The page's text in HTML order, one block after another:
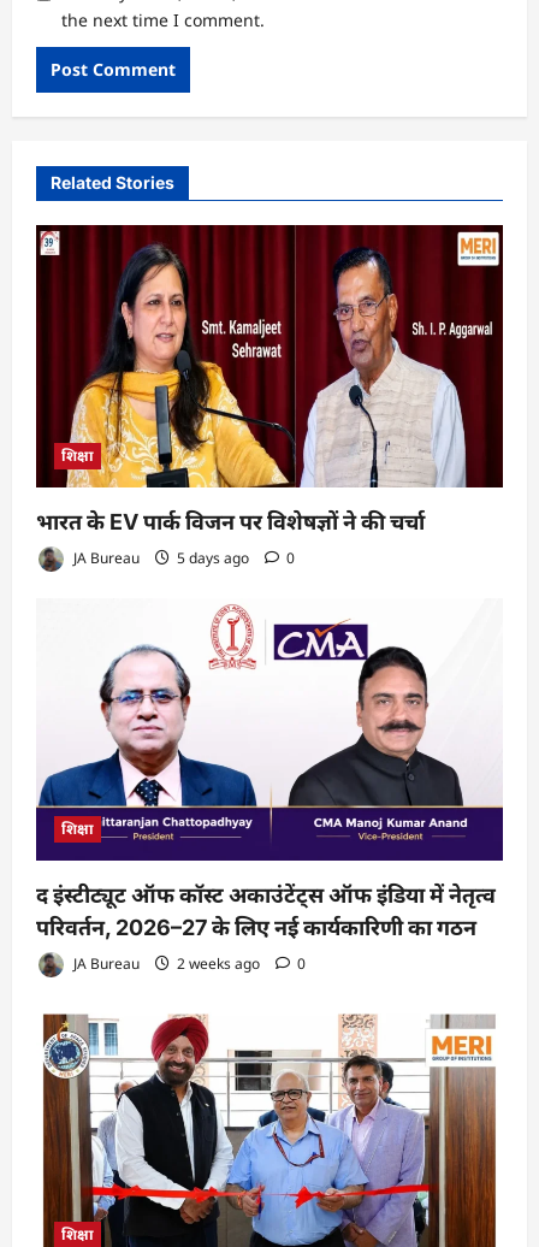
the next time I comment.
Related Stories
शिक्षा
भारत के EV पार्क विजन पर विशेषज्ञों ने की चर्चा
JA Bureau 5 days ago 0
शिक्षा
द इंस्टीट्यूट ऑफ कॉस्ट अकाउंटेंट्स ऑफ इंडिया में नेतृत्व
परिवर्तन, 2026–27 के लिए नई कार्यकारिणी का गठन
JA Bureau 2 weeks ago 0
शिक्षा